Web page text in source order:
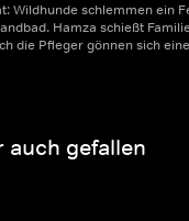
Wildhunde schlemmen ein
Hamza schießt
die Pfleger gönnen sich
auch gefallen